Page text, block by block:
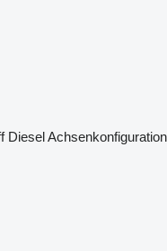
DieselAchsenkonfiguration